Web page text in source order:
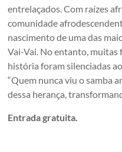
entrelaçados. Com raízes
comunidade
nascimento de uma das
Vai-Vai. No entanto, muitas
história foram silenciadas
“Quem nunca viu o samba
dessa herança,
Entrada gratuita.